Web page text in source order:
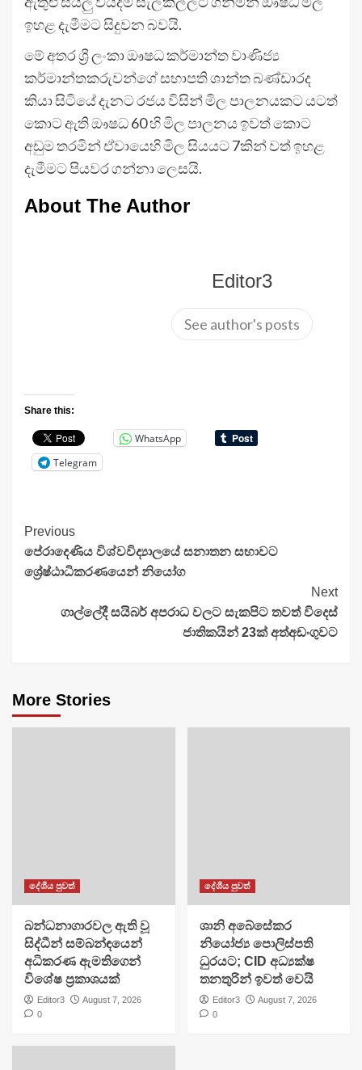
ඉහළ දැමීමට සිදුවන බවයි.
මේ අතර ශ්‍රී ලංකා ඖෂධ කර්මාන්ත වාණිජ්‍ය
කර්මාන්තකරුවන්ගේ සභාපති ශාන්ත බණ්ඩාරද
කියා සිටියේ දැනට රජය විසින් මිල පාලනයකට යටත්
කොට ඇති ඖෂධ 60 හි මිල පාලනය ඉවත් කොට
අඩුම තරමින් ඒවායෙහි මිල සියයට 7කින් වත් ඉහළ
දැමීමට පියවර ගන්නා ලෙසයි.
About The Author
Editor3
See author's posts
Share this:
WhatsApp
Telegram
Continue
Reading
Previous
පේරාදෙණිය විශ්වවිද්‍යාලයේ සනාතන සභාවට
ශ්‍රේෂ්ඨාධිකරණයෙන් නියෝග
Next
ගාල්ලේදී සයිබර් අපරාධ වලට සැකපිට තවත් විදෙස්
ජාතිකයින් 23ක් අත්අඩංගුවට
More Stories
දේශීය පුවත්
බන්ධනාගාරවල ඇති වූ
සිද්ධීන් සම්බන්ඳයෙන්
අධිකරණ ඇමතිගෙන්
විශේෂ ප්‍රකාශයක්
Editor3
August 7, 2026
0
දේශීය පුවත්
ශානි අබේසේකර
නියෝජ්‍ය පොලිස්පති
ධුරයට; CID අධ්‍යක්ෂ
තනතුරින් ඉවත් වෙයි
Editor3
August 7, 2026
0